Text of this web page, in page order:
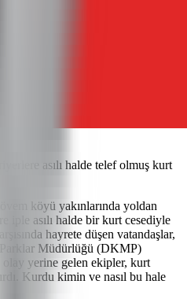
asılı halde telef olmuş kurt
köyü yakınlarında yoldan
iple asılı halde bir kurt cesediyle
hayrete düşen vatandaşlar,
Müdürlüğü (DKMP)
yerine gelen ekipler, kurt
Kurdu kimin ve nasıl bu hale